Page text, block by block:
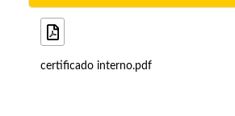
certificado interno.pdf